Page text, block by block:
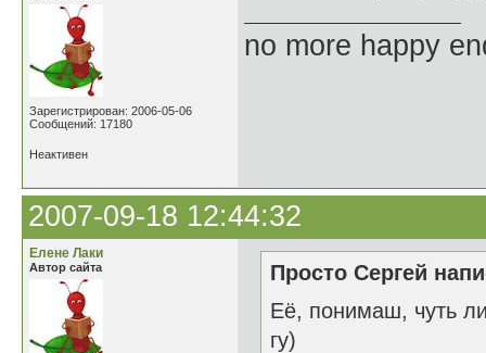
Зарегистрирован: 2006-05-06
Сообщений: 17180
no more happy
Неактивен
2007-09-18 12:44:32
Елене Лаки
Автор сайта
Просто Сергей
Её, понимаш, чуть
гу)